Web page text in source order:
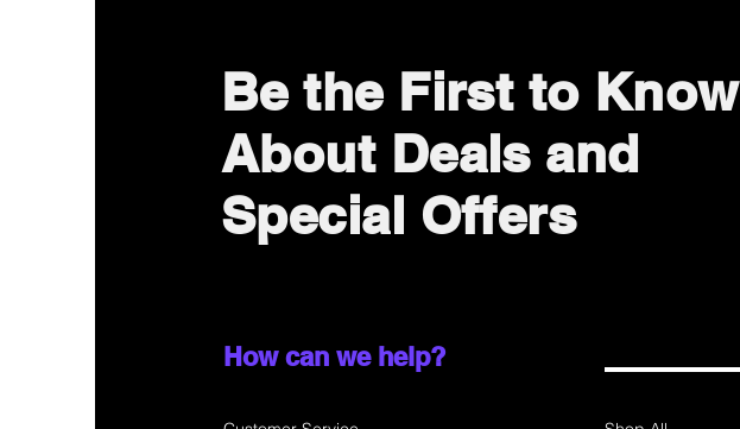
Be the First to Know
About Deals and
Special Offers
How can we help?